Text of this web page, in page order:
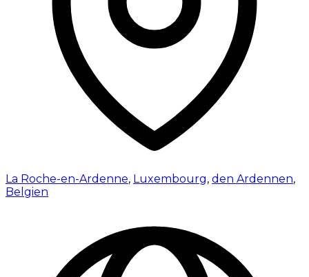
La Roche-en-Ardenne, Luxembourg, den Ardennen,
Belgien